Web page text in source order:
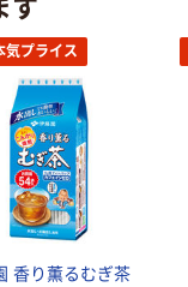
気プライス
香り薫るむぎ茶